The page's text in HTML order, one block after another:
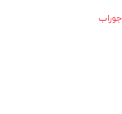
جوراب